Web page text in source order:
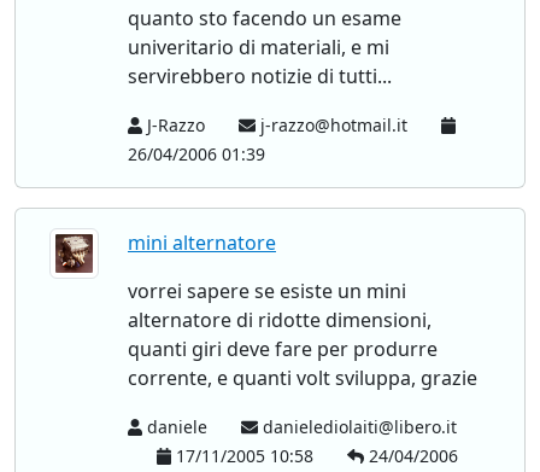
quanto sto facendo un esame
univeritario di materiali, e mi
servirebbero notizie di tutti...
J-Razzo
j-razzo@hotmail.it
26/04/2006 01:39
mini alternatore
vorrei sapere se esiste un mini
alternatore di ridotte dimensioni,
quanti giri deve fare per produrre
corrente, e quanti volt sviluppa, grazie
daniele
danielediolaiti@libero.it
17/11/2005 10:58
24/04/2006